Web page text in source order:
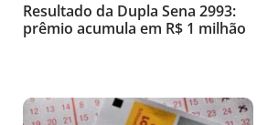
Resultado da Dupla Sena 2993:
prêmio acumula em R$ 1 milhão